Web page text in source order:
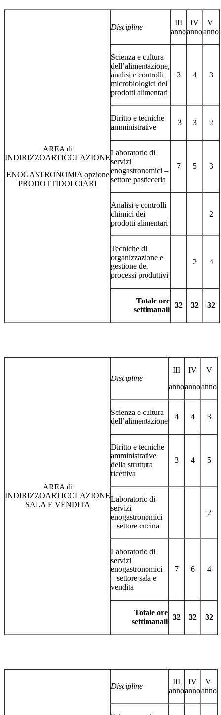
AREA di
INDIRIZZOARTICOLAZIONE
ENOGASTRONOMIA opzione
PRODOTTIDOLCIARI
Discipline
III
anno
IV
anno
V
anno
Scienza e cultura
dell’alimentazione,
analisi e controlli
microbiologici dei
prodotti alimentari
3 4 3
Diritto e tecniche
amministrative
3 3 2
Laboratorio di
servizi
enogastronomici –
settore pasticceria
7 5 3
Analisi e controlli
chimici dei
prodotti alimentari
2
Tecniche di
organizzazione e
gestione dei
processi produttivi
2 4
Totale ore
settimanali
32 32 32
AREA di
INDIRIZZOARTICOLAZIONE
SALA E VENDITA
Discipline
III
anno
IV
anno
V
anno
Scienza e cultura
dell’alimentazione
4 4 3
Diritto e tecniche
amministrative
della struttura
ricettiva
3 4 5
Laboratorio di
servizi
enogastronomici
– settore cucina
2
Laboratorio di
servizi
enogastronomici
– settore sala e
vendita
7 6 4
Totale ore
settimanali
32 32 32
Discipline
III
anno
IV
anno
V
anno